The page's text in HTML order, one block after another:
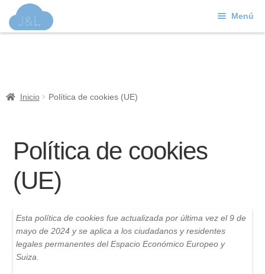
a
al
Menú
Inicio Política de cookies (UE)
Política de cookies
(UE)
Esta política de cookies fue actualizada por última vez el 9 de
mayo de 2024 y se aplica a los ciudadanos y residentes
legales permanentes del Espacio Económico Europeo y
Suiza.